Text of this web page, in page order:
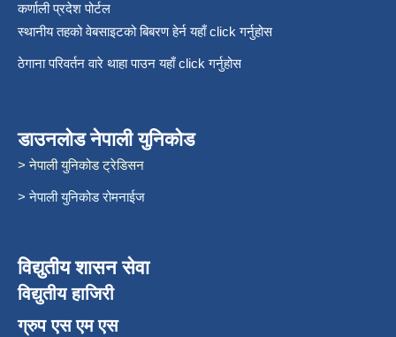
कर्णाली प्रदेश पोर्टल
स्थानीय तहको वेबसाइटको बिबरण हेर्न यहाँ click गर्नुहोस
ठेगाना परिवर्तन वारे थाहा पाउन यहाँ click गर्नुहोस
डाउनलोड नेपाली युनिकोड
> नेपाली युनिकोड ट्रेडिसन
> नेपाली युनिकोड रोमनाईज
विद्युतीय शासन सेवा
विद्युतीय हाजिरी
ग्रुप एस एम एस